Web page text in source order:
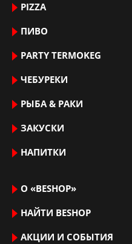
PIZZA
ПИВО
PARTY TERMOKEG
ЧЕБУРЕКИ
РЫБА & РАКИ
ЗАКУСКИ
НАПИТКИ
О «BESHOP»
НАЙТИ ВЕSHOP
АКЦИИ И СОБЫТИЯ